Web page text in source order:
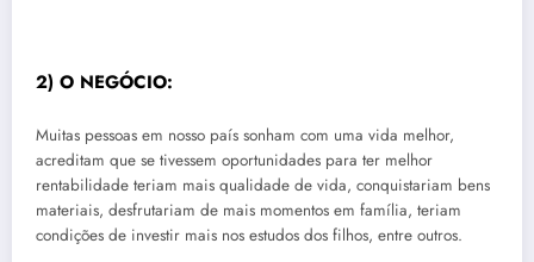
2) O NEGÓCIO:
Muitas pessoas em nosso país sonham com uma vida melhor,
acreditam que se tivessem oportunidades para ter melhor
rentabilidade teriam mais qualidade de vida, conquistariam bens
materiais, desfrutariam de mais momentos em família, teriam
condições de investir mais nos estudos dos filhos, entre outros.